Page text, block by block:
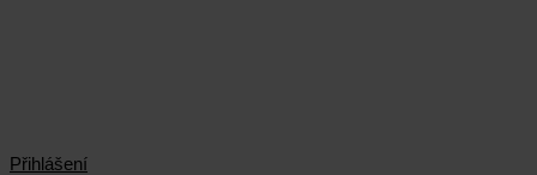
Přihlášení